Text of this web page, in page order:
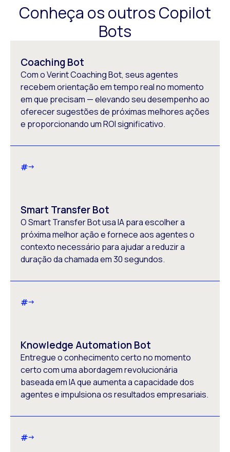
Conheça os outros Copilot
Bots
Coaching Bot
Com o Verint Coaching Bot, seus agentes
recebem orientação em tempo real no momento
em que precisam — elevando seu desempenho ao
oferecer sugestões de próximas melhores ações
e proporcionando um ROI significativo.
#
Smart Transfer Bot
O Smart Transfer Bot usa IA para escolher a
próxima melhor ação e fornece aos agentes o
contexto necessário para ajudar a reduzir a
duração da chamada em 30 segundos.
#
Knowledge Automation Bot
Entregue o conhecimento certo no momento
certo com uma abordagem revolucionária
baseada em IA que aumenta a capacidade dos
agentes e impulsiona os resultados empresariais.
#